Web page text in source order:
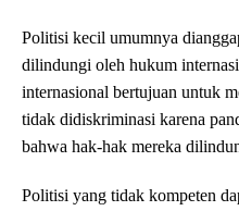
Politisi kecil umumnya
dilindungi oleh hukum
internasional bertujuan untuk
tidak didiskriminasi karena
bahwa hak-hak mereka
Politisi yang tidak kompeten